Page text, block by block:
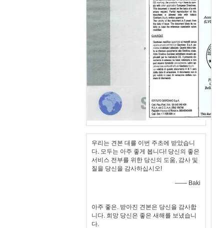
우리는 견본 대를 이번 주초에 받았습니
다. 모두는 아주 좋게 봅니다! 당신의 좋은
서비스 전부를 위한 당신의 도움, 감사 및
질을 당신을 감사하십시오!
—— Baki
아주 좋은. 받아진 견본은 당신을 감사합
니다. 희망 당신은 좋은 새해를 보냈습니
다.